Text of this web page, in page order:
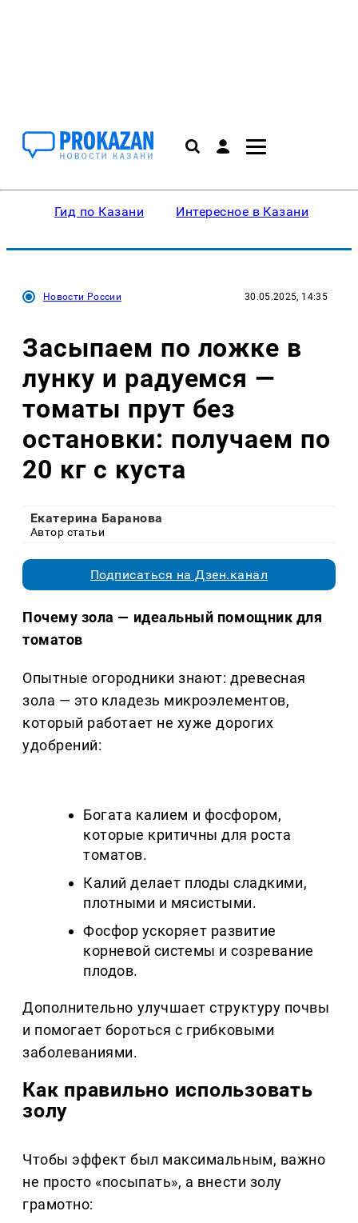
Гид по Казани Интересное в Казани
Новости России 30.05.2025, 14:35
Засыпаем по ложке в
лунку и радуемся —
томаты прут без
остановки: получаем по
20 кг с куста
Екатерина Баранова
Автор статьи
Подписаться на Дзен.канал
Почему зола — идеальный помощник для
томатов
Опытные огородники знают: древесная
зола — это кладезь микроэлементов,
который работает не хуже дорогих
удобрений:
Богата калием и фосфором,
которые критичны для роста
томатов.
Калий делает плоды сладкими,
плотными и мясистыми.
Фосфор ускоряет развитие
корневой системы и созревание
плодов.
Дополнительно улучшает структуру почвы
и помогает бороться с грибковыми
заболеваниями.
Как правильно использовать
золу
Чтобы эффект был максимальным, важно
не просто «посыпать», а внести золу
грамотно: